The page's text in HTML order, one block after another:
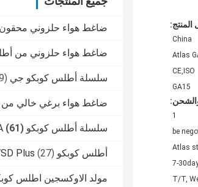
ضاغط هواء حلزوني محقون
ضاغط هواء حلزوني من
سلسلة أطلس كوبكو جي (39)
ضاغط هواء برغي خالي من
سلسلة أطلس كوبكو GA (61)
أطلس كوبكو VSD Plus (27)
مولد الاوكسجين اطلس
المنتج:
China
Atlas
CE,ISO
GA15
1
be
Atlas
7-
T/T,